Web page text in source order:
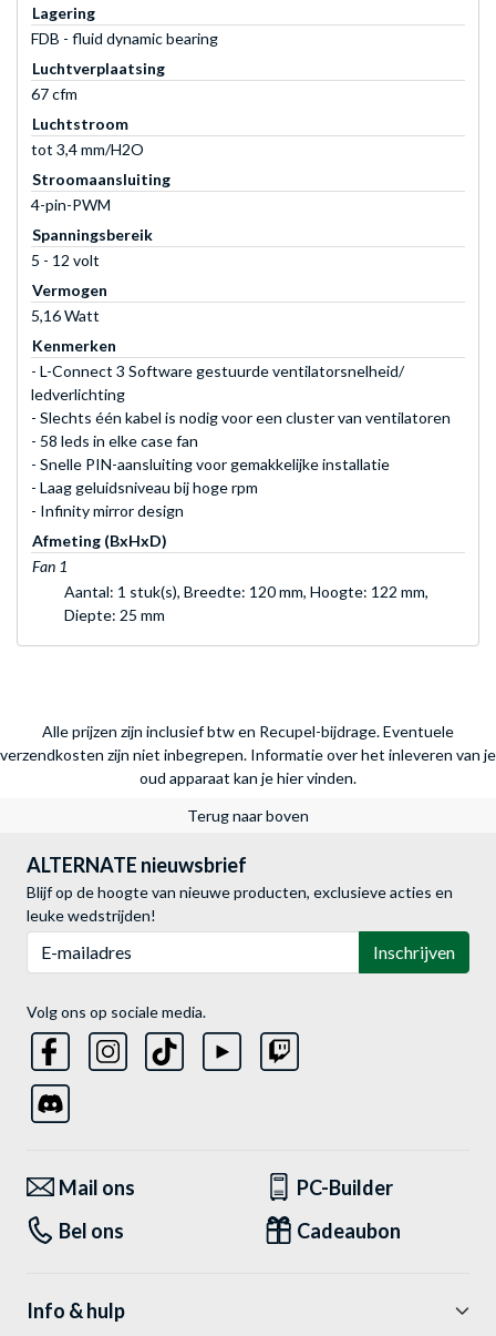
Lagering
FDB - fluid dynamic bearing
Luchtverplaatsing
67 cfm
Luchtstroom
tot 3,4 mm/H2O
Stroomaansluiting
4-pin-PWM
Spanningsbereik
5 - 12 volt
Vermogen
5,16 Watt
Kenmerken
- L-Connect 3 Software gestuurde ventilatorsnelheid/
ledverlichting
- Slechts één kabel is nodig voor een cluster van ventilatoren
- 58 leds in elke case fan
- Snelle PIN-aansluiting voor gemakkelijke installatie
- Laag geluidsniveau bij hoge rpm
- Infinity mirror design
Afmeting (BxHxD)
Fan 1
Aantal: 1 stuk(s), Breedte: 120 mm, Hoogte: 122 mm,
Diepte: 25 mm
Alle prijzen zijn inclusief btw en Recupel-bijdrage. Eventuele
verzendkosten zijn niet inbegrepen. Informatie over het inleveren van je
oud apparaat kan je hier vinden.
Terug naar boven
ALTERNATE nieuwsbrief
Blijf op de hoogte van nieuwe producten, exclusieve acties en
leuke wedstrijden!
Inschrijven
Volg ons op sociale media.
Mail ons
PC-Builder
Bel ons
Cadeaubon
Info & hulp